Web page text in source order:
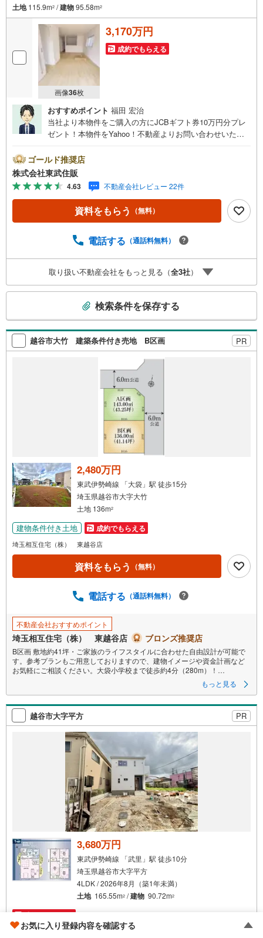
土地115.9m2 /建物95.58m2
画像36枚
3,170万円
成約でもらえる
おすすめポイント 福田 宏治
当社より本物件をご購入の方にJCBギフト券10万円分プレ
ゼント！本物件をYahoo！不動産よりお問い合わせいただ
ンとの併用不可。【営業時間 10:00～18:00】この時間帯
はお電話でのお問い合わせがスムーズです。住み替えをご
希望の方は自社買取保証付売却プランがございます。お気
軽にお問い合わせください。●住環境良好●人感センサー●
システムキッチン●都市ガス・本下水◇当社の強みは（1）
リフォーム（当社でも再販事業を行っている為、お客様に
（提携ハウスメーカー7社を保有しておりますので、ご予
に関する不動産情報を豊富に取り揃えております。またリ
フォームの相談も承ります。◇インターネット予約で当日
現地見学が可能です（1）［室内・現地を見学する］をクリ
欄」に希望日時をご記入ください！
ゴールド推奨店
株式会社東武住販
4.63 不動産会社レビュー 22件
資料をもらう （無料）
電話する （通話料無料）
取り扱い不動産会社をもっと見る（全3社）
検
索
条
る
・
条
件
マ
イ
ペ
ジ
存
す
る
検索条件を保存する
越谷市大竹 建築条件付き売地 B区画 PR
2,480万円
東武伊勢崎線 「大袋」駅 徒歩15分
埼玉県越谷市大字大竹
土地 136m2
建物条件付き土地 成約でもらえる
埼玉相互住宅（株） 東越谷店
資料をもらう （無料）
電話する （通話料無料）
不動産会社おすすめポイント
埼玉相互住宅（株） 東越谷店 ブロンズ推奨店
B区画 敷地約41坪・ご家族のライフスタイルに合わせた自由設計が可能で
す。参考プランもご用意しておりますので、建物イメージや資金計画など
お気軽にご相談ください。大袋小学校まで徒歩約4分（280m）！
”当社施工現場・ショールームをご案内いたします。初めての購入も、マン
ションからの住み替えにもご検討ください！
”現地をご見学希望の方、お電話いただければ平日でもご案内いたします！
”詳細は 埼玉相互住宅（株）東越谷店までお気軽にご連絡ください。
もっと見る
越谷市大字平方 PR
3,680万円
東武伊勢崎線 「武里」駅 徒歩10分
埼玉県越谷市大字平方
4LDK / 2026年8月（築1年未満）
土地 165.55m2 /建物 90.72m2
成約でもらえる
埼玉相互住宅株式会社 東越谷店
お気に入り登録内容を確認する